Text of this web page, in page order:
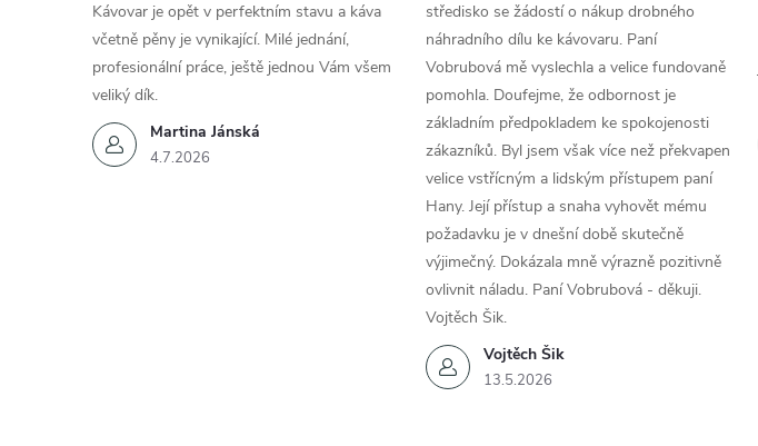
Martina Jánská
4.7.2026
Kávovar je opět v perfektním stavu a káva
včetně pěny je vynikající. Milé jednání,
profesionální práce, ještě jednou Vám všem
veliký dík.
Vojtěch Šik
13.5.2026
středisko se žádostí o nákup drobného
náhradního dílu ke kávovaru. Paní
Vobrubová mě vyslechla a velice fundovaně
pomohla. Doufejme, že odbornost je
základním předpokladem ke spokojenosti
zákazníků. Byl jsem však více než překvapen
velice vstřícným a lidským přístupem paní
Hany. Její přístup a snaha vyhovět mému
požadavku je v dnešní době skutečně
výjimečný. Dokázala mně výrazně pozitivně
ovlivnit náladu. Paní Vobrubová - děkuji.
Vojtěch Šik.